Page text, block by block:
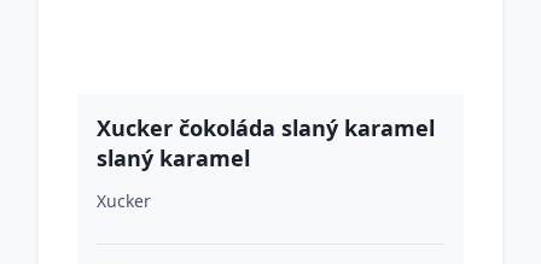
Xucker čokoláda slaný karamel
slaný karamel
Xucker